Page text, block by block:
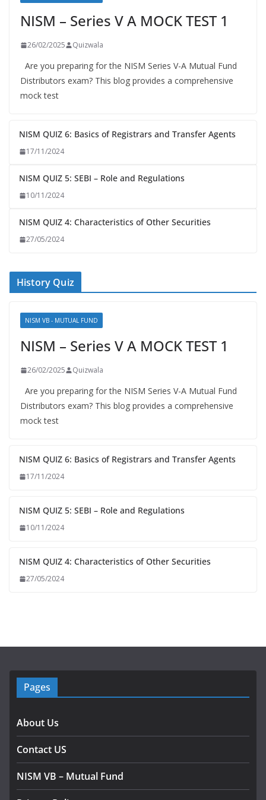
NISM – Series V A MOCK TEST 1
26/02/2025 Quizwala
Are you preparing for the NISM Series V-A Mutual Fund
Distributors exam? This blog provides a comprehensive
mock test
NISM QUIZ 6: Basics of Registrars and Transfer Agents
17/11/2024
NISM QUIZ 5: SEBI – Role and Regulations
10/11/2024
NISM QUIZ 4: Characteristics of Other Securities
27/05/2024
History Quiz
NISM VB - MUTUAL FUND
NISM – Series V A MOCK TEST 1
26/02/2025 Quizwala
Are you preparing for the NISM Series V-A Mutual Fund
Distributors exam? This blog provides a comprehensive
mock test
NISM QUIZ 6: Basics of Registrars and Transfer Agents
17/11/2024
NISM QUIZ 5: SEBI – Role and Regulations
10/11/2024
NISM QUIZ 4: Characteristics of Other Securities
27/05/2024
Pages
About Us
Contact US
NISM VB – Mutual Fund